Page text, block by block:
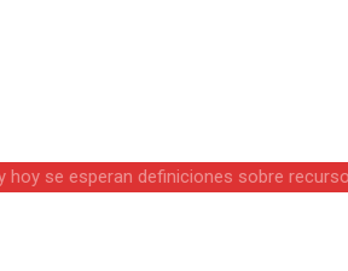
se esperan definiciones sobre recursos